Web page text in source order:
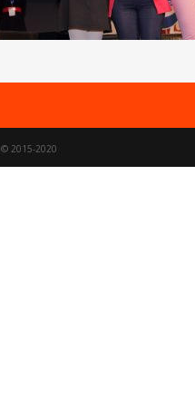
© 2015-2020